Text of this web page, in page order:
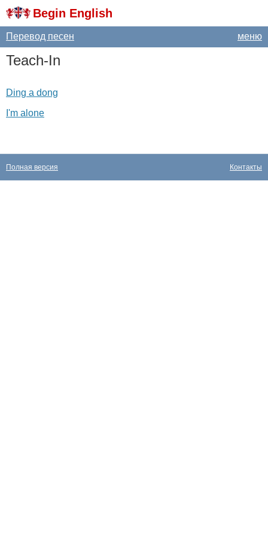
Begin English
меню
Перевод песен
Teach-In
Ding a dong
I'm alone
Контакты
Полная версия